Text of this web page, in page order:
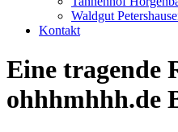
Waldgut
Kontakt
Eine tragende
ohhhmhhh.de